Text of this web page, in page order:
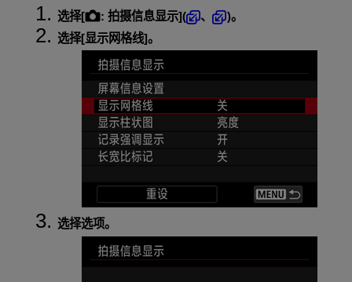
选择[ : 拍摄信息显示]( 、
)。
选择[显示网格线]。
选择选项。